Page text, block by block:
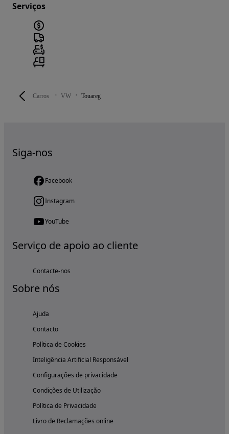
Carros VW Touareg
Serviços
Siga-nos
Facebook
Instagram
YouTube
Serviço de apoio ao cliente
Contacte-nos
Sobre nós
Ajuda
Contacto
Política de Cookies
Inteligência Artificial Responsável
Configurações de privacidade
Condições de Utilização
Política de Privacidade
Livro de Reclamações online